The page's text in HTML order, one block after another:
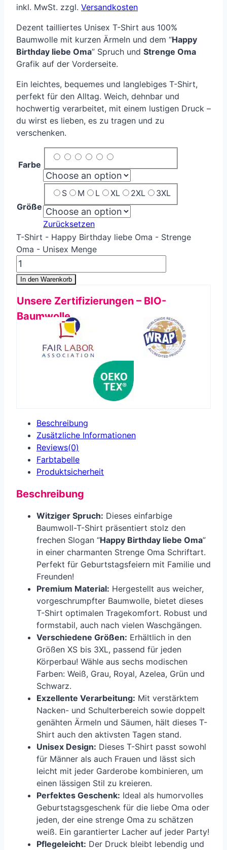
inkl. MwSt. zzgl. Versandkosten
Dezent tailliertes Unisex T-Shirt aus 100%
Baumwolle mit kurzen Ärmeln und dem “Happy
Birthday liebe Oma” Spruch und Strenge Oma
Grafik auf der Vorderseite.
Ein leichtes, bequemes und langlebiges T-Shirt,
perfekt für den Alltag. Weich, dehnbar und
hochwertig verarbeitet, mit einem lustigen Druck –
du wirst es lieben, es zu tragen und zu
verschenken.
Farbe
Größe
S M L XL 2XL 3XL
Zurücksetzen
T-Shirt - Happy Birthday liebe Oma - Strenge
Oma - Unisex Menge
In den Warenkorb
Unsere Zertifizierungen – BIO-
Baumwolle
Beschreibung
Zusätzliche Informationen
Reviews(0)
Farbtabelle
Produkt­sicherheit
Beschreibung
Witziger Spruch: Dieses einfarbige
Baumwoll-T-Shirt präsentiert stolz den
frechen Slogan “Happy Birthday liebe Oma”
in einer charmanten Strenge Oma Schriftart.
Perfekt für Geburtstagsfeiern mit Familie und
Freunden!
Premium Material: Hergestellt aus weicher,
vorgeschrumpfter Baumwolle, bietet dieses
T-Shirt optimalen Tragekomfort. Robust und
formstabil, auch nach vielen Waschgängen.
Verschiedene Größen: Erhältlich in den
Größen XS bis 3XL, passend für jeden
Körperbau! Wähle aus sechs modischen
Farben: Weiß, Grau, Royal, Azelea, Grün und
Schwarz.
Exzellente Verarbeitung: Mit verstärktem
Nacken- und Schulterbereich sowie doppelt
genähten Ärmeln und Säumen, hält dieses T-
Shirt auch den aktivsten Tagen stand.
Unisex Design: Dieses T-Shirt passt sowohl
für Männer als auch Frauen und lässt sich
leicht mit jeder Garderobe kombinieren, um
einen lässigen Stil zu kreieren.
Perfektes Geschenk: Ideal als humorvolles
Geburtstagsgeschenk für die liebe Oma oder
jeden, der eine strenge Oma zu schätzen
weiß. Ein garantierter Lacher auf jeder Party!
Pflegeleicht: Der Druck bleibt lebendig und